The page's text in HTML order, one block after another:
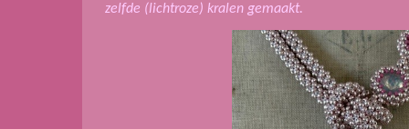
zelfde (lichtroze) kralen gemaakt.